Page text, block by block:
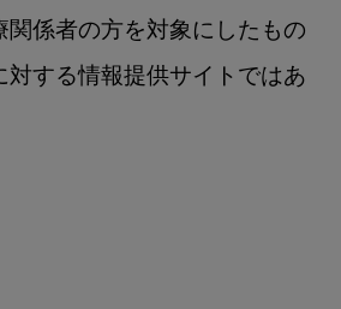
関係者の方を対象にしたもの
対する情報提供サイトではあ